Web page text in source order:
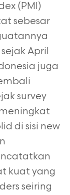
(PMI)
sebesar
April
juga
survey
di sisi new
kuat yang
seiring